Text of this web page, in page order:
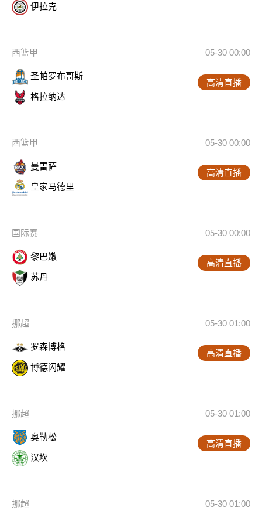
伊拉克
西篮甲 05-30 00:00
圣帕罗布哥斯
格拉纳达
高清直播
西篮甲 05-30 00:00
曼雷萨
皇家马德里
高清直播
国际赛 05-30 00:00
黎巴嫩
苏丹
高清直播
挪超 05-30 01:00
罗森博格
博德闪耀
高清直播
挪超 05-30 01:00
奥勒松
汉坎
高清直播
挪超 05-30 01:00